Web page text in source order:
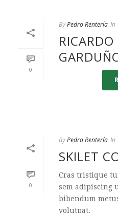
0
ByPedro Rentería In
0
ByPedro Rentería In
SKILET
Cras tristique
sem adipiscing
bibendum
volutpat.